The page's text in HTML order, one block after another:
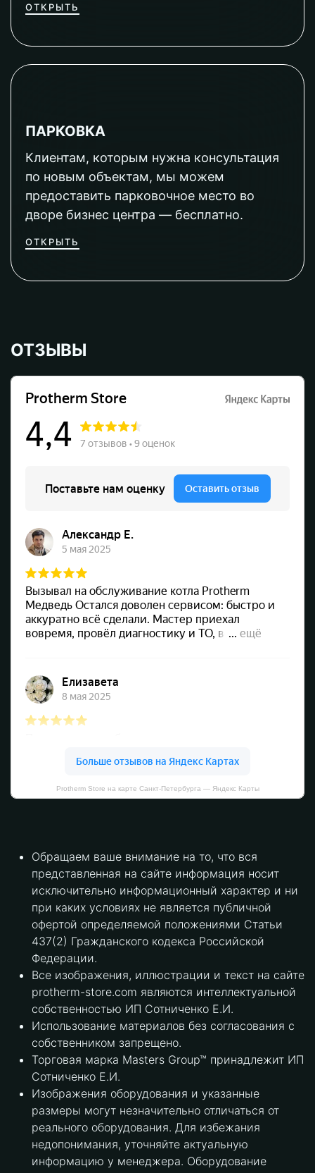
ОТКРЫТЬ
ПАРКОВКА
Клиентам, которым нужна консультация
по новым объектам, мы можем
предоставить парковочное место во
дворе бизнес центра — бесплатно.
ОТКРЫТЬ
ОТЗЫВЫ
Protherm Store на карте Санкт‑Петербурга — Яндекс Карты
Обращаем ваше внимание на то, что вся
представленная на сайте информация носит
исключительно информационный характер и ни
при каких условиях не является публичной
офертой определяемой положениями Статьи
437(2) Гражданского кодекса Российской
Федерации.
Все изображения, иллюстрации и текст на сайте
protherm-store.com являются интеллектуальной
собственностью ИП Сотниченко Е.И.
Использование материалов без согласования с
собственником запрещено.
Торговая марка Masters Group™ принадлежит ИП
Сотниченко Е.И.
Изображения оборудования и указанные
размеры могут незначительно отличаться от
реального оборудования. Для избежания
недопонимания, уточняйте актуальную
информацию у менеджера. Оборудование